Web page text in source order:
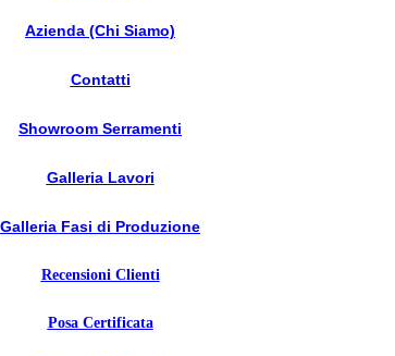
Azienda (Chi Siamo)
Contatti
Showroom Serramenti
Galleria Lavori
Galleria Fasi di Produzione
Recensioni Clienti
Posa Certificata